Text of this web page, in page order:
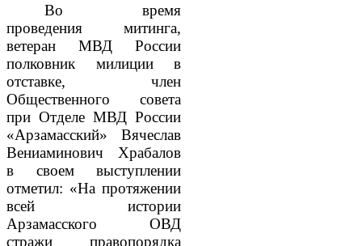
Во время
проведения митинга,
ветеран МВД России
полковник милиции в
отставке, член
Общественного совета
при Отделе МВД России
«Арзамасский» Вячеслав
Вениаминович Храбалов
в своем выступлении
отметил: «На протяжении
всей истории
Арзамасского ОВД
стражи правопорядка